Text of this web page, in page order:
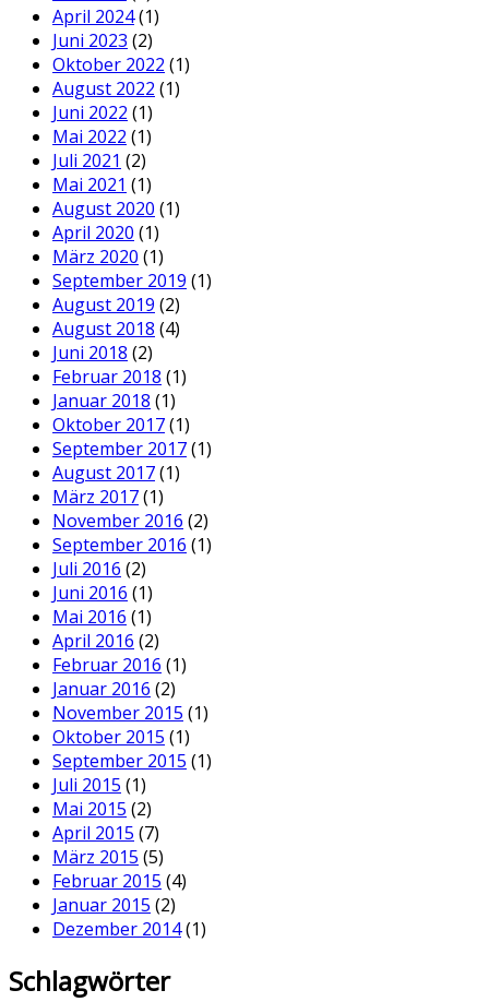
April 2024(1)
Juni 2023 (2)
Oktober 2022 (1)
August 2022 (1)
Juni 2022 (1)
Mai 2022 (1)
Juli 2021 (2)
Mai 2021 (1)
August 2020 (1)
April 2020 (1)
März 2020 (1)
September 2019 (1)
August 2019 (2)
August 2018 (4)
Juni 2018 (2)
Februar 2018 (1)
Januar 2018 (1)
Oktober 2017(1)
September 2017(1)
August 2017(1)
März 2017(1)
November 2016 (2)
September 2016 (1)
Juli 2016 (2)
Juni 2016 (1)
Mai 2016 (1)
April 2016 (2)
Februar 2016 (1)
Januar 2016 (2)
November 2015 (1)
Oktober 2015 (1)
September 2015 (1)
Juli 2015 (1)
Mai 2015 (2)
April 2015 (7)
März 2015 (5)
Februar 2015 (4)
Januar 2015 (2)
Dezember 2014(1)
Schlagwörter